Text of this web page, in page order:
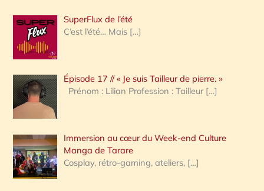
e
r
c
h
e
:
SuperFlux de l’été
C’est l’été… Mais […]
Épisode 17 // « Je suis Tailleur de pierre. »
Prénom : Lilian Profession : Tailleur […]
Immersion au cœur du Week-end Culture
Manga de Tarare
Cosplay, rétro-gaming, ateliers, […]